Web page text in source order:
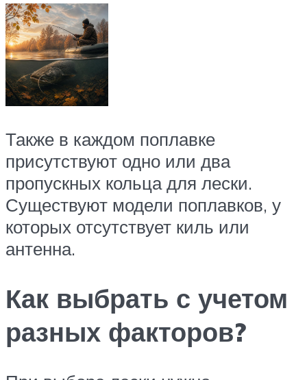
Также в каждом поплавке
присутствуют одно или два
пропускных кольца для лески.
Существуют модели поплавков, у
которых отсутствует киль или
антенна.
Как выбрать с учетом
разных факторов?